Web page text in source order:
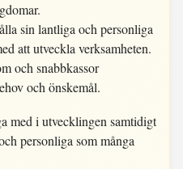
sin lantliga och personliga
att utveckla verksamheten.
och snabbkassor
och önskemål.
med i utvecklingen samtidigt
personliga som många